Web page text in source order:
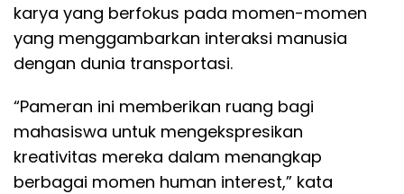
karya yang berfokus pada momen-momen
yang menggambarkan interaksi manusia
dengan dunia transportasi.
“Pameran ini memberikan ruang bagi
mahasiswa untuk mengekspresikan
kreativitas mereka dalam menangkap
berbagai momen human interest,” kata